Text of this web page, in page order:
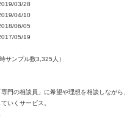
03/28
04/10
06/05
05/19
サンプル数3,325人）
門の相談員」に希望や理想を相談しながら、
いくサービス。